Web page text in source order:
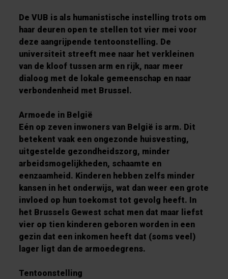
De VUB is als humanistische instelling trots om
haar deuren open te stellen tot vier mei voor
deze aangrijpende tentoonstelling. De
universiteit streeft mee naar het verkleinen
van de kloof tussen arm en rijk, naar meer
dialoog met de lokale gemeenschap en naar
verbondenheid met Brussel.
Armoede in België
Eén op zeven inwoners van België is arm. Dit
betekent vaak een ongezonde huisvesting,
uitgestelde gezondheidszorg, minder
arbeidsmogelijkheden, schaamte en
eenzaamheid. Kinderen hebben zelfs minder
kansen in het onderwijs, wat dan weer een grote
invloed op hun toekomst tot gevolg heeft. In
het Brussels Gewest schat men dat maar liefst
vier op tien kinderen geboren worden in een
gezin dat een inkomen heeft dat (soms veel)
lager ligt dan de armoedegrens.
Tentoonstelling